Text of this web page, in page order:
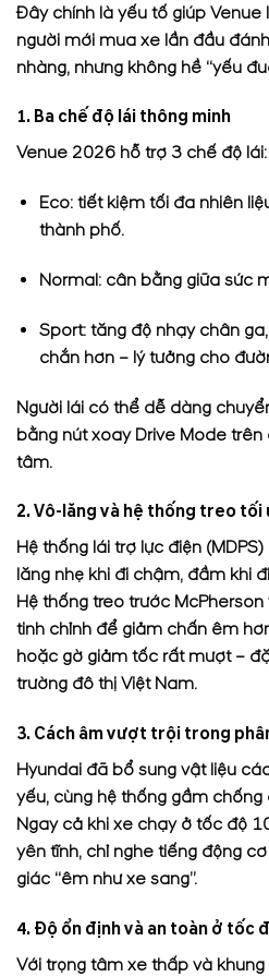
Đây chính là yếu tố giúp Venue
người mới mua xe lần đầu
nhàng, nhưng không hề “yếu
1. Ba chế độ lái thông minh
Venue 2026 hỗ trợ 3 chế độ lái:
Eco: tiết kiệm tối đa nhiên
thành phố.
Normal: cân bằng giữa sức
Sport: tăng độ nhạy chân
chắn hơn – lý tưởng cho
Người lái có thể dễ dàng
bằng nút xoay Drive Mode
tâm.
2. Vô-lăng và hệ thống treo tối
Hệ thống lái trợ lực điện
lăng nhẹ khi đi chậm, đầm khi
Hệ thống treo trước
tinh chỉnh để giảm chấn êm
hoặc gờ giảm tốc rất mượt –
trường đô thị Việt Nam.
3. Cách âm vượt trội trong
Hyundai đã bổ sung vật liệu
yếu, cùng hệ thống gầm chống
Ngay cả khi xe chạy ở tốc độ
yên tĩnh, chỉ nghe tiếng động
giác “êm như xe sang”.
4. Độ ổn định và an toàn ở tốc
Với trọng tâm xe thấp và